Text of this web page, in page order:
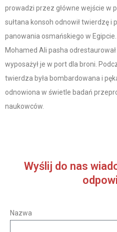
prowadzi przez główne wejście w
sułtana konsoh odnowił twierdzę i
panowania osmańskiego w
Mohamed Ali pasha
wyposażył je w port dla broni.
twierdza była bombardowana i
odnowiona w świetle badań
naukowców.
Wyślij do nas
Nazwa